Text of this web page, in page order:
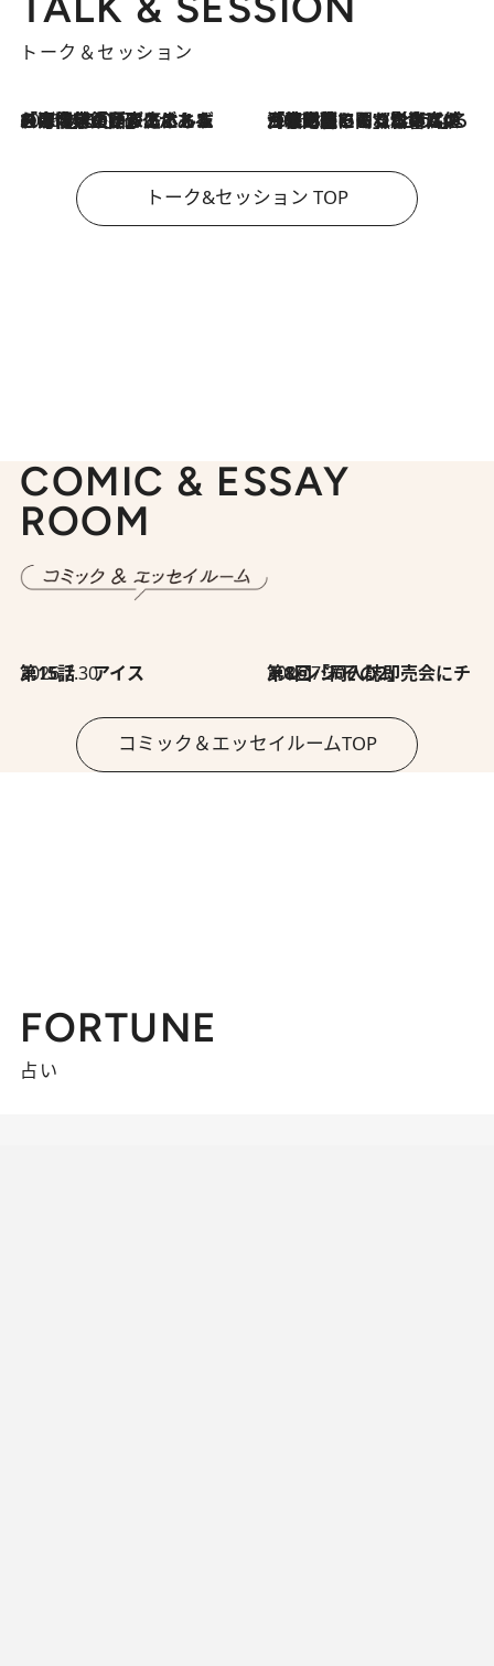
トーク＆セッション
2026.8.3
「今後値上げがあるとすれば…」「リスクがあるのは今年の冬」エネルギー専門家が語る、ホルムズ海峡封鎖が家庭にもたらす“ある心配” 2026.8.3
「住宅建てられない…」「サーチャージ料の高値が続いている」ホルムズ海峡封鎖による影響はいつまで続く？《エネルギー専門家に聞く“どうなる日本の暮らし”》
トーク&セッション TOP
COMIC & ESSAY
ROOM
2026.7.30
第15話 アイス 2026.7.30
第8回「同人誌即売会にチャレンジ その2」
コミック＆エッセイルームTOP
FORTUNE
占い